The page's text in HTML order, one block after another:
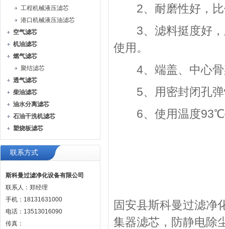
工程机械液压滤芯
港口机械液压油滤芯
空气滤芯
机油滤芯
燃气滤芯
聚结滤芯
透气滤芯
柴油滤芯
油水分离滤芯
石油干洗机滤芯
塑烧板滤芯
联系方式
斯科曼过滤净化设备有限公司
联系人：郑经理
手机：18131631000
电话：13513016090
传真：
2、耐磨性好，比
3、滤料挺度好，
使用。
4、端盖、中心骨
5、用密封闭孔弹
6、使用温度
固安县斯科曼过滤净
集器滤芯，防静电除